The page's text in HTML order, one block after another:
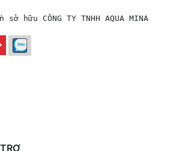
hữu CÔNG TY TNHH AQUA MINA